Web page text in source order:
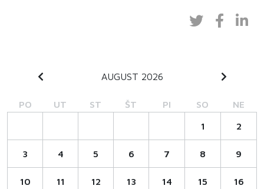
AUGUST 2026
PO UT ST ŠT PI SO NE
1 2
3 4 5 6 7 8 9
10 11 12 13 14 15 16